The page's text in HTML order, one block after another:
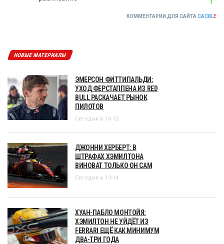
КОММЕНТАРИИ ДЛЯ САЙТА CACKLE
НОВЫЕ МАТЕРИАЛЫ
ЭМЕРСОН ФИТТИПАЛЬДИ:
УХОД ФЕРСТАППЕНА ИЗ RED
BULL РАСКАЧАЕТ РЫНОК
ПИЛОТОВ
Сегодня в 14:12
ДЖОННИ ХЕРБЕРТ: В
ШТРАФАХ ХЭМИЛТОНА
ВИНОВАТ ТОЛЬКО ОН САМ
Сегодня в 13:14
ХУАН-ПАБЛО МОНТОЙЯ:
ХЭМИЛТОН НЕ УЙДЁТ ИЗ
FERRARI ЕЩЁ КАК МИНИМУМ
ДВА-ТРИ ГОДА